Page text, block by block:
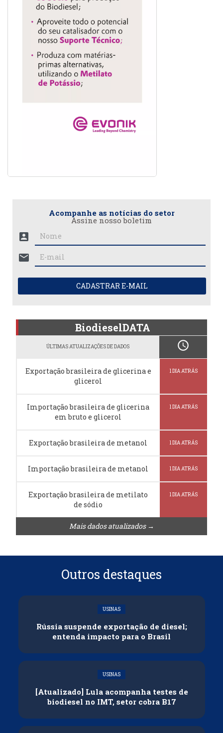
Acompanhe as notícias do setor
Assine nosso boletim
account_box
mail
CADASTRAR E-MAIL
BiodieselDATA
ÚLTIMAS ATUALIZAÇÕES DE DADOS schedule
Exportação brasileira de glicerina e
glicerol
1 DIA ATRÁS
Importação brasileira de glicerina
em bruto e glicerol
1 DIA ATRÁS
Exportação brasileira de metanol 1 DIA ATRÁS
Importação brasileira de metanol 1 DIA ATRÁS
Exportação brasileira de metilato
de sódio
1 DIA ATRÁS
Mais dados atualizados →
Outros destaques
USINAS
Rússia suspende exportação de diesel;
entenda impacto para o Brasil
USINAS
[Atualizado] Lula acompanha testes de
biodiesel no IMT, setor cobra B17